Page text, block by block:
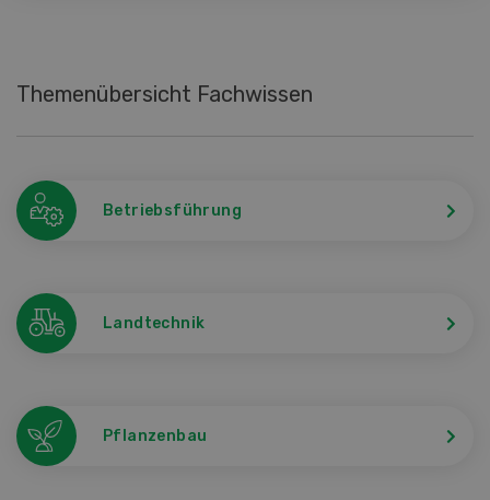
Themenübersicht Fachwissen
Betriebsführung
Landtechnik
Pflanzenbau